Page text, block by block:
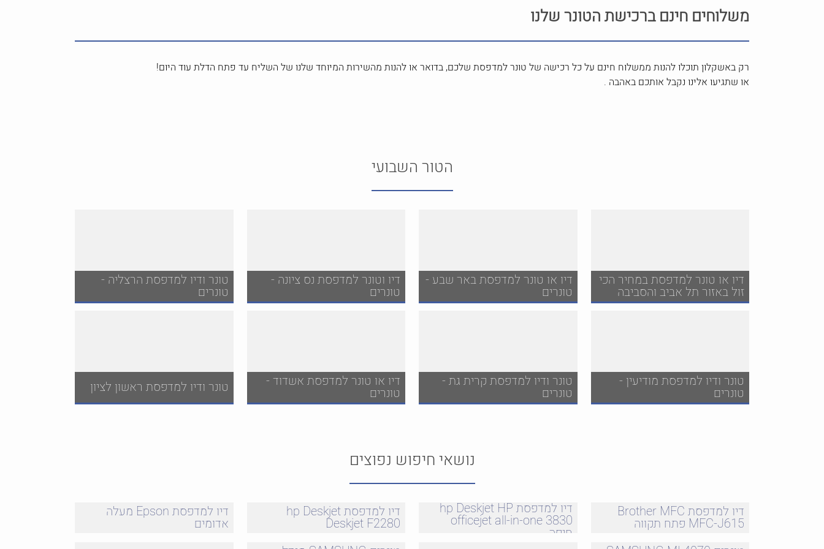
משלוחים חינם ברכישת הטונר שלנו
רק באשקלון תוכלו להנות ממשלוח חינם על כל רכישה של טונר למדפסת שלכם, בדואר או להנות מהשירות המיוחד שלנו של השליח עד פתח הדלת עוד היום!
או שתגיעו אלינו נקבל אותכם באהבה .
הטור השבועי
דיו או טונר למדפסת במחיר הכי
זול באזור תל אביב והסביבה
דיו או טונר למדפסת באר שבע -
טונרים
דיו וטונר למדפסת נס ציונה -
טונרים
טונר ודיו למדפסת הרצליה -
טונרים
טונר ודיו למדפסת מודיעין -
טונרים
טונר ודיו למדפסת קרית גת -
טונרים
דיו או טונר למדפסת אשדוד -
טונרים טונר ודיו למדפסת ראשון לציון
נושאי חיפוש נפוצים
דיו למדפסת Brother MFC
MFC-J615 פתח תקווה
דיו למדפסת hp Deskjet HP
officejet all-in-one 3830
חיפה
דיו למדפסת hp Deskjet
Deskjet F2280
דיו למדפסת Epson מעלה
אדומים